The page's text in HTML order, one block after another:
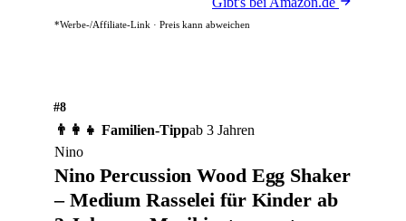
*Werbe-/Affiliate-Link · Preis kann abweichen
#8
👨‍👩‍👧 Familien-Tippab 3 Jahren
Nino
Nino Percussion Wood Egg Shaker
– Medium Rasselei für Kinder ab